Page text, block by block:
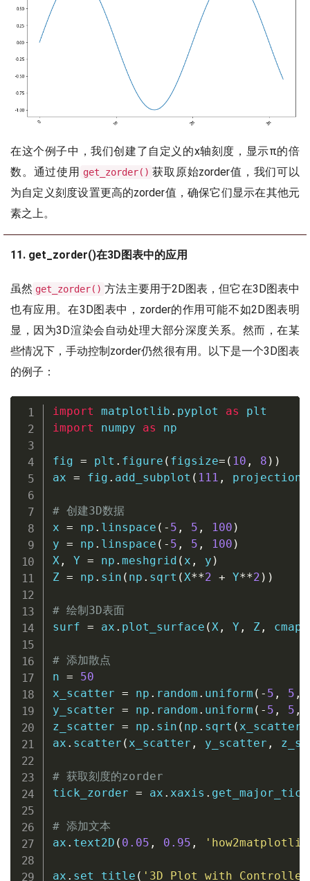
在这个例子中，我们创建了自定义的x轴刻度，显示π的倍
数。通过使用 get_zorder() 获取原始zorder值，我们可以
为自定义刻度设置更高的zorder值，确保它们显示在其他元
素之上。
11. get_zorder()在3D图表中的应用
虽然 get_zorder() 方法主要用于2D图表，但它在3D图表中
也有应用。在3D图表中，zorder的作用可能不如2D图表明
显，因为3D渲染会自动处理大部分深度关系。然而，在某
些情况下，手动控制zorder仍然很有用。以下是一个3D图表
的例子：
import matplotlib . pyplot as
import numpy as np
fig = plt . figure ( figsize= ( 10 , 8 ) )
ax = fig . add_subplot ( 111 , projection
# 创建3D数据
x = np . linspace ( - 5 , 5 , 100 )
y = np . linspace ( - 5 , 5 , 100 )
X , Y = np . meshgrid ( x , y )
Z = np . sin ( np . sqrt ( X**2 + Y**2 ) )
# 绘制3D表面
surf = ax . plot_surface ( X , Y , Z , cmap
# 添加散点
n =
50
x_scatter = np . random . uniform ( - 5 , 5 ,
y_scatter = np . random . uniform ( - 5 , 5 ,
z_scatter = np . sin ( np . sqrt ( x_scatter
ax . scatter ( x_scatter , y_scatter ,
# 获取刻度的zorder
tick_zorder = ax . xaxis .
# 添加文本
ax . text2D ( 0.05 , 0.95 ,
ax . set_title ( '3D Plot with